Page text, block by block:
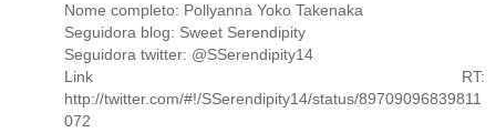
Nome completo: Pollyanna Yoko Takenaka
Seguidora blog: Sweet Serendipity
Seguidora twitter: @SSerendipity14
Link RT:
http://twitter.com/#!/SSerendipity14/status/89709096839811
072